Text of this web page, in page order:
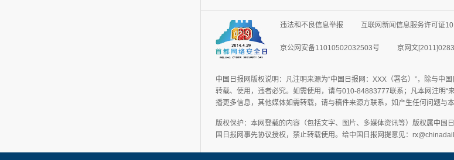
违法和不良信息举报 互联网新闻信息服务许可证
京公网安备11010502032503号 京网文
中国日报网版权说明：凡注明来源为“中国日报网：XXX（署名）”，除与中
转载、使用，违者必究。如需使用，请与010-84883777联系；凡本网注明“
播更多信息，其他媒体如需转载，请与稿件来源方联系，如产生任何问题与本
版权保护：本网登载的内容（包括文字、图片、多媒体资讯等）版权属中国
国日报网事先协议授权，禁止转载使用。给中国日报网提意见：